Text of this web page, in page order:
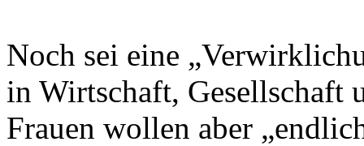
Noch sei eine
in Wirtschaft, Gesellschaft
Frauen wollen aber